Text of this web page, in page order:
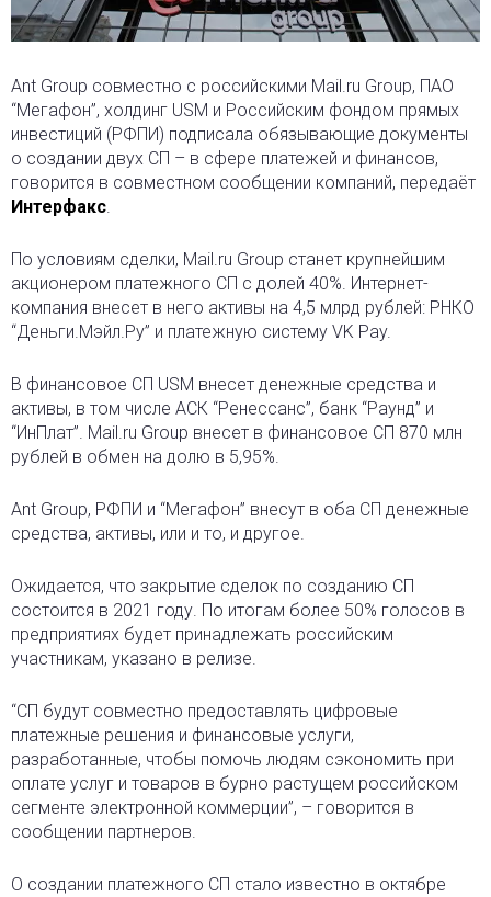
Ant Group совместно с российскими Mail.ru Group, ПАО
“Мегафон”, холдинг USM и Российским фондом прямых
инвестиций (РФПИ) подписала обязывающие документы
о создании двух СП – в сфере платежей и финансов,
говорится в совместном сообщении компаний, передаёт
Интерфакс.
По условиям сделки, Mail.ru Group станет крупнейшим
акционером платежного СП с долей 40%. Интернет-
компания внесет в него активы на 4,5 млрд рублей: РНКО
“Деньги.Мэйл.Ру” и платежную систему VK Pay.
В финансовое СП USM внесет денежные средства и
активы, в том числе АСК “Ренессанс”, банк “Раунд” и
“ИнПлат”. Mail.ru Group внесет в финансовое СП 870 млн
рублей в обмен на долю в 5,95%.
Ant Group, РФПИ и “Мегафон” внесут в оба СП денежные
средства, активы, или и то, и другое.
Ожидается, что закрытие сделок по созданию СП
состоится в 2021 году. По итогам более 50% голосов в
предприятиях будет принадлежать российским
участникам, указано в релизе.
“СП будут совместно предоставлять цифровые
платежные решения и финансовые услуги,
разработанные, чтобы помочь людям сэкономить при
оплате услуг и товаров в бурно растущем российском
сегменте электронной коммерции”, – говорится в
сообщении партнеров.
О создании платежного СП стало известно в октябре